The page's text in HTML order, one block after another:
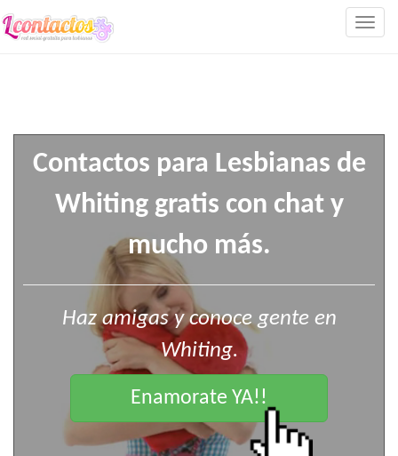
Contactos para Lesbianas de
Whiting gratis con chat y
mucho más.
Haz amigas y conoce gente en
Whiting.
Enamorate YA!!